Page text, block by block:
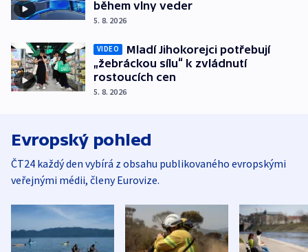
během vlny veder
5. 8. 2026
VIDEO
Mladí Jihokorejci potřebují
„žebráckou sílu“ k zvládnutí
rostoucích cen
5. 8. 2026
Evropský pohled
ČT24 každý den vybírá z obsahu publikovaného evropskými
veřejnými médii, členy Eurovize.